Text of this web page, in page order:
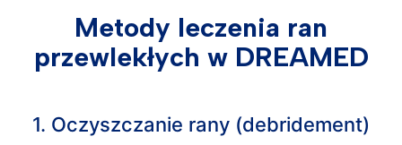
Metody leczenia ran
przewlekłych w DREAMED
1. Oczyszczanie rany (debridement)